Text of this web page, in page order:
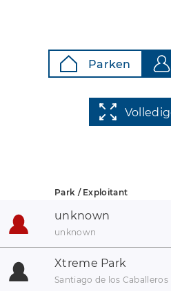
Parken
Park / Exploitant
unknown
unknown
Xtreme Park
Santiago de los Caballeros